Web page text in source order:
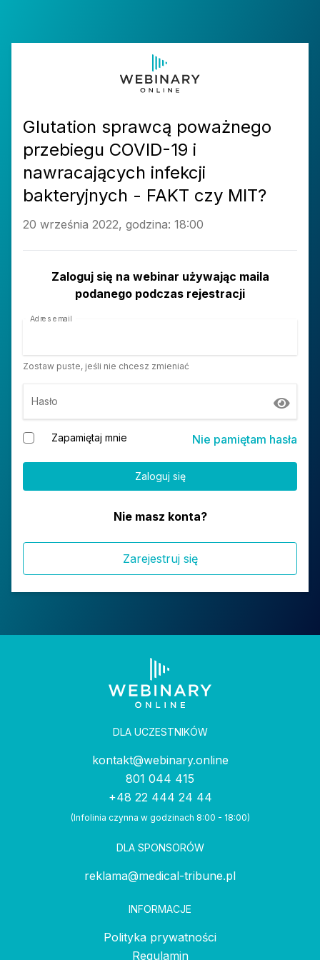
Glutation sprawcą poważnego
przebiegu COVID-19 i
nawracających infekcji
bakteryjnych - FAKT czy MIT?
20 września 2022, godzina: 18:00
Zaloguj się na webinar używając maila
podanego podczas rejestracji
Adres email
Zostaw puste, jeśli nie chcesz zmieniać
Hasło
Zapamiętaj mnie Nie pamiętam hasła
Nie masz konta?
Zarejestruj się
DLA UCZESTNIKÓW
kontakt@webinary.online
801 044 415
+48 22 444 24 44
(Infolinia czynna w godzinach 8:00 - 18:00)
DLA SPONSORÓW
reklama@medical-tribune.pl
INFORMACJE
Polityka prywatności
Regulamin